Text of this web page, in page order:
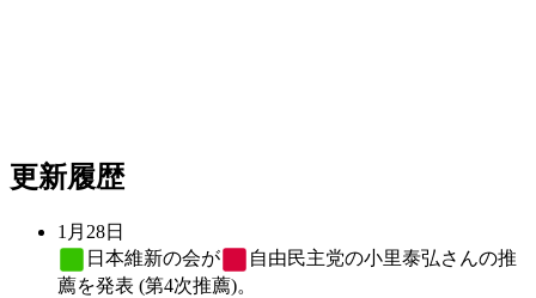
更新履歴
1月28日
日本維新の会が 自由民主党の小里泰弘さんの推
薦を発表 (第4次推薦)。